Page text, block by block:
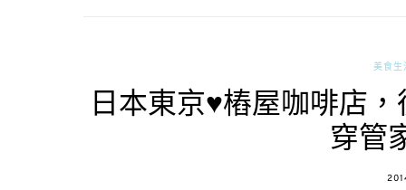
美食生
日本東京♥樁屋咖啡店
穿管